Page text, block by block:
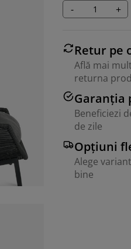
- +
Retur pe
Află mai
returna
Garanția
Beneficiezi
de zile
Opțiuni
Alege
bine